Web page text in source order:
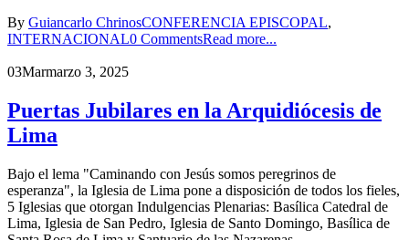
By Guiancarlo ChrinosCONFERENCIA EPISCOPAL,
INTERNACIONAL0 CommentsRead more...
03Marmarzo 3, 2025
Puertas Jubilares en la Arquidiócesis de
Lima
Bajo el lema "Caminando con Jesús somos peregrinos de
esperanza", la Iglesia de Lima pone a disposición de todos los fieles,
5 Iglesias que otorgan Indulgencias Plenarias: Basílica Catedral de
Lima, Iglesia de San Pedro, Iglesia de Santo Domingo, Basílica de